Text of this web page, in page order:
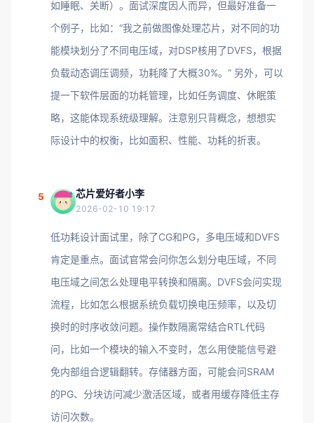
如睡眠、关断）。面试深度因人而异，但最好准备一
个例子，比如：“我之前做图像处理芯片，对不同的功
能模块划分了不同电压域，对DSP核用了DVFS，根据
负载动态调压调频，功耗降了大概30%。” 另外，可以
提一下软件层面的功耗管理，比如任务调度、休眠策
略，这能体现系统级理解。注意别只背概念，想想实
际设计中的权衡，比如面积、性能、功耗的折衷。
5 芯片爱好者小李
2026-02-10 19:17
低功耗设计面试里，除了CG和PG，多电压域和DVFS
肯定是重点。面试官常会问你怎么划分电压域，不同
电压域之间怎么处理电平转换和隔离。DVFS会问实现
流程，比如怎么根据系统负载切换电压频率，以及切
换时的时序收敛问题。操作数隔离常结合RTL代码
问，比如一个模块的输入不变时，怎么用使能信号避
免内部组合逻辑翻转。存储器方面，可能会问SRAM
的PG、分块访问减少激活区域，或者用缓存降低主存
访问次数。